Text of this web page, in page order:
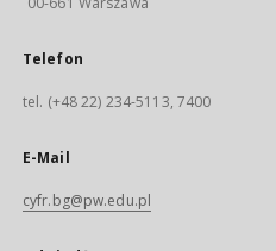
Telefon
tel. (+48 22) 234-5113, 7400
E-Mail
cyfr.bg@pw.edu.pl